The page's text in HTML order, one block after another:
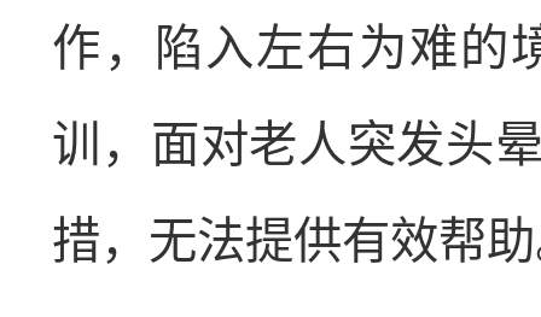
作，陷入左右为难的
训，面对老人突发头
措，无法提供有效帮